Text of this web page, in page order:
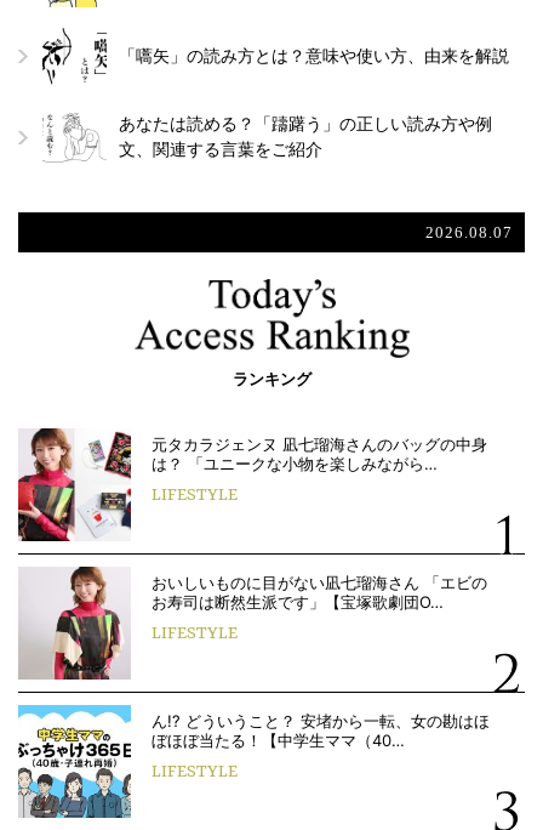
「嚆矢」の読み方とは？意味や使い方、由来を解説
あなたは読める？「躊躇う」の正しい読み方や例
文、関連する言葉をご紹介
2026.08.07
ランキング
元タカラジェンヌ 凪七瑠海さんのバッグの中身
は？ 「ユニークな小物を楽しみながら…
LIFESTYLE
おいしいものに目がない凪七瑠海さん 「エビの
お寿司は断然生派です」【宝塚歌劇団O…
LIFESTYLE
ん!? どういうこと？ 安堵から一転、女の勘はほ
ぼほぼ当たる！【中学生ママ（40…
LIFESTYLE